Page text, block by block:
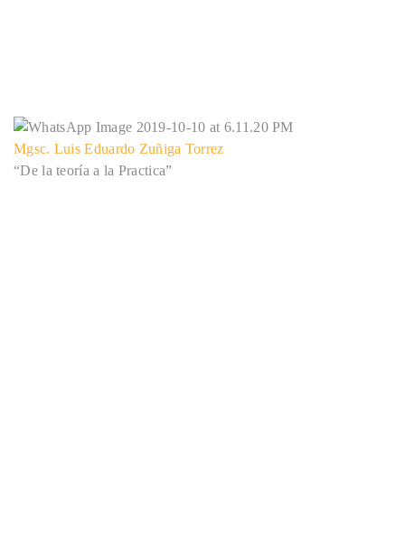
Mgsc. Luis Eduardo Zuñiga Torrez
“De la teoría a la Practica”